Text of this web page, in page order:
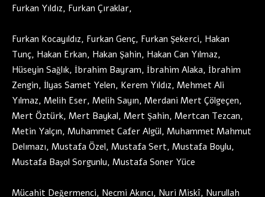
Furkan Yıldız, Furkan Çıraklar,
Furkan Kocayıldız, Furkan Genç, Furkan Şekerci, Hakan
Tunç, Hakan Erkan, Hakan Şahin, Hakan Can Yılmaz,
Hüseyin Sağlık, İbrahim Bayram, İbrahim Alaka, İbrahim
Zengin, İlyas Samet Yelen, Kerem Yıldız, Mehmet Ali
Yılmaz, Melih Eser, Melih Sayın, Merdani Mert Çölgeçen,
Mert Öztürk, Mert Baykal, Mert Şahin, Mertcan Tezcan,
Metin Yalçın, Muhammet Cafer Algül, Muhammet Mahmut
Delımazı, Mustafa Özel, Mustafa Sert, Mustafa Boylu,
Mustafa Başol Sorgunlu, Mustafa Soner Yüce
Mücahit Değermenci, Necmi Akıncı, Nuri Miskî, Nurullah